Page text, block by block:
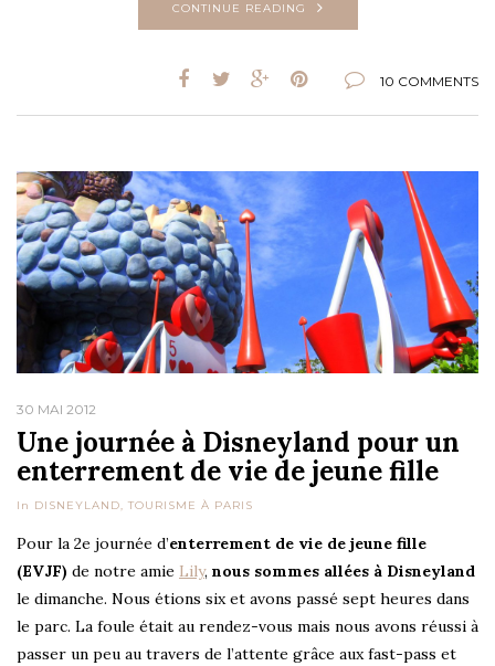
CONTINUE READING
10 COMMENTS
30 MAI 2012
Une journée à Disneyland pour un
enterrement de vie de jeune fille
In DISNEYLAND, TOURISME À PARIS
Pour la 2e journée d’enterrement de vie de jeune fille
(EVJF) de notre amie Lily, nous sommes allées à Disneyland
le dimanche. Nous étions six et avons passé sept heures dans
le parc. La foule était au rendez-vous mais nous avons réussi à
passer un peu au travers de l’attente grâce aux fast-pass et